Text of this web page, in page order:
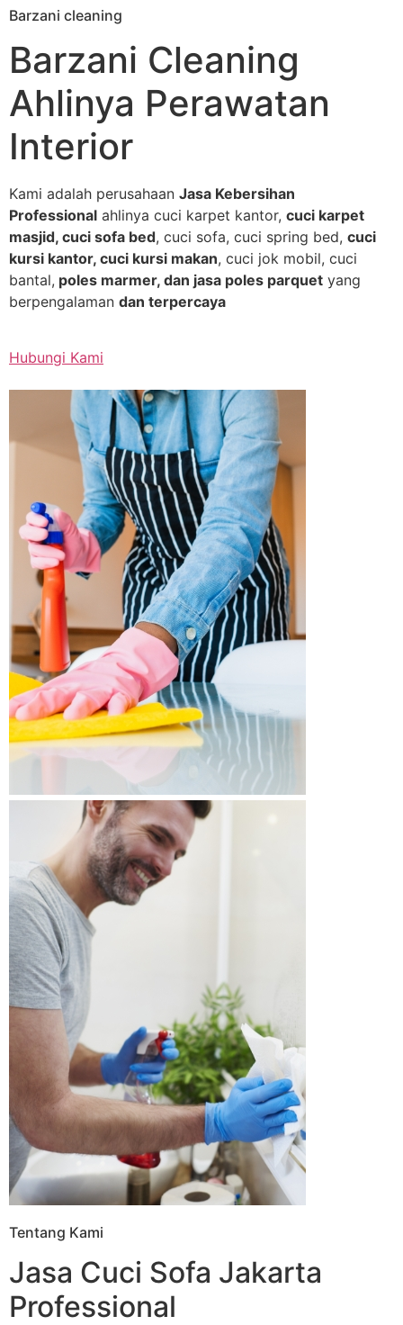
Skip
content
Barzani cleaning
Barzani Cleaning
Ahlinya Perawatan
Interior
Kami adalah perusahaan Jasa Kebersihan
Professional ahlinya cuci karpet kantor, cuci karpet
masjid, cuci sofa bed, cuci sofa, cuci spring bed, cuci
kursi kantor, cuci kursi makan, cuci jok mobil, cuci
bantal, poles marmer, dan jasa poles parquet yang
berpengalaman dan terpercaya
Hubungi Kami
Tentang Kami
Jasa Cuci Sofa Jakarta
Professional